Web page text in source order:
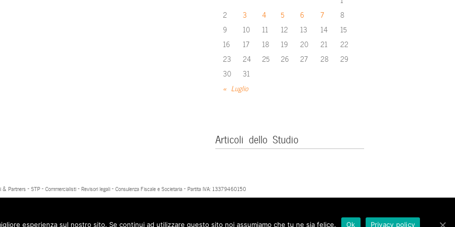
« Luglio
2
3 4 5 6 7
8
9
10 11 12 13 14
15
16
17 18 19 20 21
22
23
24 25 26 27 28
29
30
31
Articoli dello Studio
& Partners - STP - Commercialisti - Revisori legali - Consulenza Fiscale e Societaria - Partita IVA: 13379460150
esperienza sul nostro sito. Se continui ad utilizzare questo sito noi assumiamo che tu ne sia felice. Ok Privacy policy